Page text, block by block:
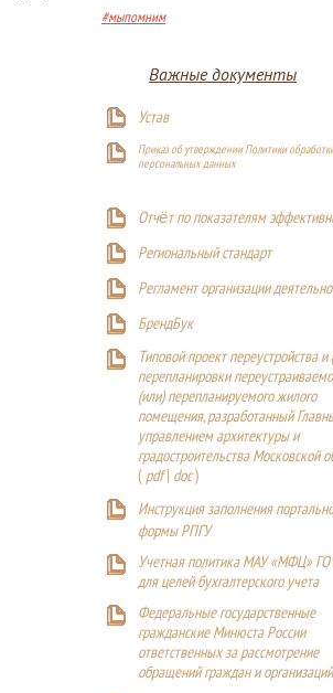
#мыпомним
Важные документы
Устав
Приказ об утверждении Политики
персональных данных
Отчёт по показателям
Региональный стандарт
Регламент организации
БрендБук
Типовой проект переустройства и
перепланировки
(или) перепланируемого жилого
помещения, разработанный
управлением архитектуры и
градостроительства Московской
( pdf| doc)
Инструкция заполнения
формы РПГУ
Учетная политика МАУ «МФЦ» ГО
для целей бухгалтерского учета
Федеральные государственные
гражданские Минюста России
ответственных за рассмотрение
обращений граждан и организаций